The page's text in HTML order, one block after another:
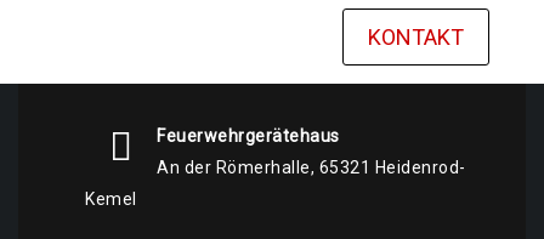
KONTAKT
Feuerwehrgerätehaus
An der Römerhalle, 65321 Heidenrod-
Kemel